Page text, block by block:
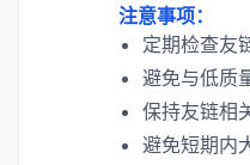
注意事项：
定期检查友
避免与低质
保持友链相
避免短期内